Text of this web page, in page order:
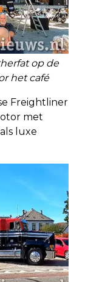
op de
het café
Freightliner
met
luxe